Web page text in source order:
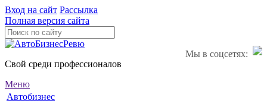
Вход на сайт Рассылка
Полная версия сайта
Мы в соцсетях:
Свой среди профессионалов
Меню
Автобизнес